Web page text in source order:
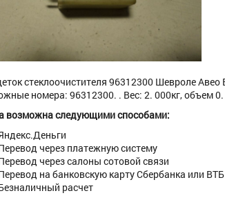
стеклоочистителя 96312300 Шевроле
номера: 96312300. . Вес: 2. 000кг, объем
возможна следующими способами:
через платежную систему
через салоны сотовой связи
на банковскую карту Сбербанка или ВТБ
расчет